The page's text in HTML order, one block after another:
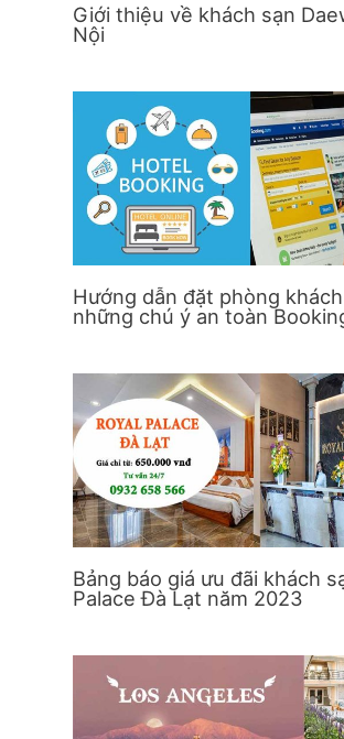
Giới thiệu về khách sạn
Nội
Hướng dẫn đặt phòng
những chú ý an toàn
Bảng báo giá ưu đãi khách
Palace Đà Lạt năm 2023